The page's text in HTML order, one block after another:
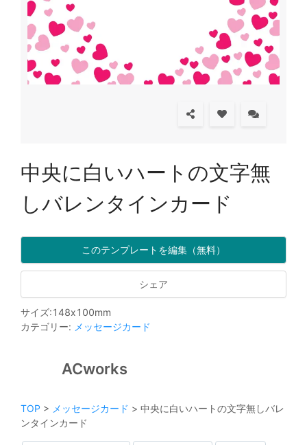
中央に白いハートの文字無
しバレンタインカード
このテンプレートを編集（無料）
シェア
サイズ:148x100mm
カテゴリー: メッセージカード
ACworks
TOP > メッセージカード > 中央に白いハートの文字無しバレ
ンタインカード